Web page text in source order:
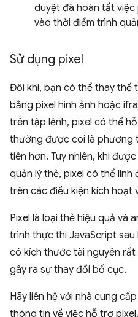
duyệt đã hoàn tất
vào thời điểm trình
Sử dụng pixel
Đôi khi, bạn có thể thay thế
bằng pixel hình ảnh hoặc
trên tập lệnh, pixel có thể
thường được coi là phương
tiên hơn. Tuy nhiên, khi
quản lý thẻ, pixel có thể
trên các điều kiện kích hoạt
Pixel là loại thẻ hiệu quả và
trình thực thi JavaScript
có kích thước tài nguyên rất
gây ra sự thay đổi bố cục.
Hãy liên hệ với nhà cung
thông tin về việc hỗ trợ